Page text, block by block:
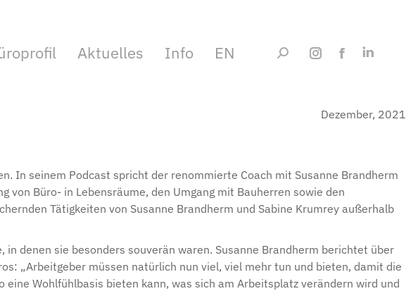
Aktuelles Info EN Suchen:
wird
einem
neuen
geöffnet
wird
einem
neuen
geöffnet
wird
einem
Dezember, 2021
In seinem Podcast spricht der renommierte Coach mit Susanne Brandherm
von Büro- in Lebensräume, den Umgang mit Bauherren sowie den
Tätigkeiten von Susanne Brandherm und Sabine Krumrey außerhalb
denen sie besonders souverän waren. Susanne Brandherm berichtet über
„Arbeitgeber müssen natürlich nun viel, viel mehr tun und bieten, damit die
Wohlfühlbasis bieten kann, was sich am Arbeitsplatz verändern wird und